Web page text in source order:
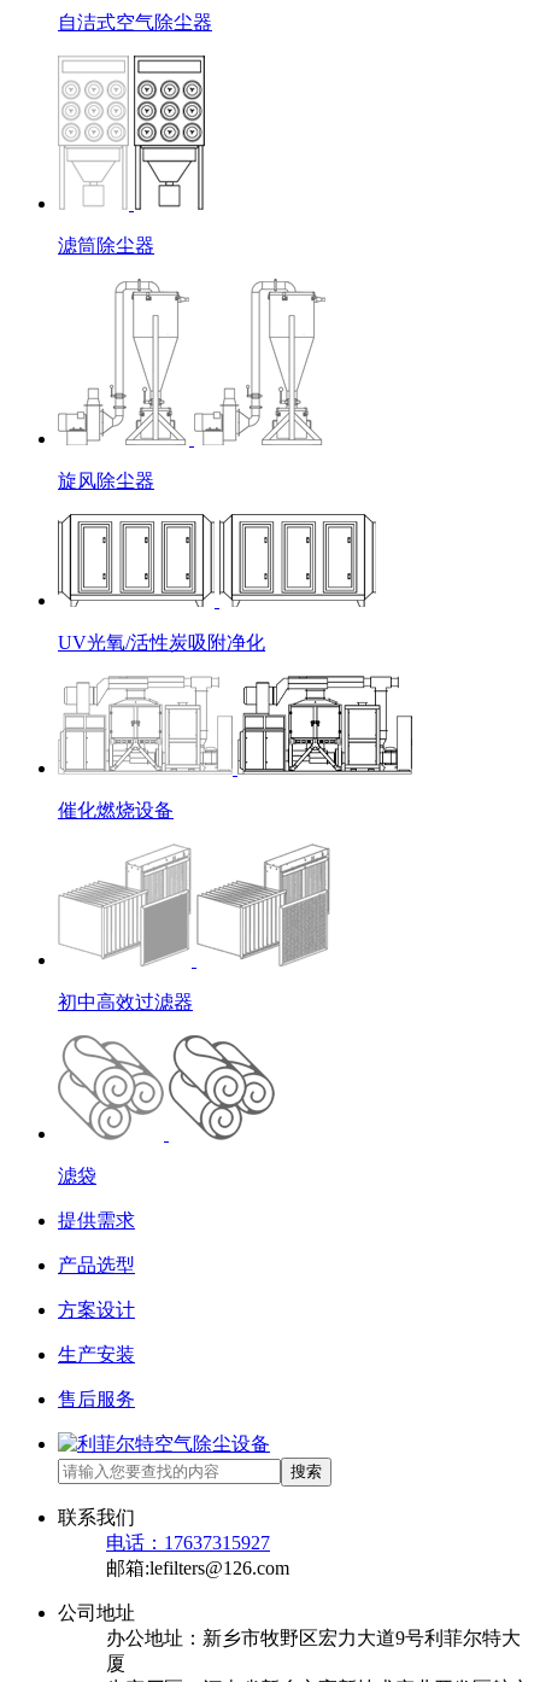
自洁式空气除尘器
滤筒除尘器
旋风除尘器
UV光氧/活性炭吸附净化
催化燃烧设备
初中高效过滤器
滤袋
提供需求
产品选型
方案设计
生产安装
售后服务
搜索
联系我们
电话：17637315927
邮箱:lefilters@126.com
公司地址
办公地址：新乡市牧野区宏力大道9号利菲尔特大
厦